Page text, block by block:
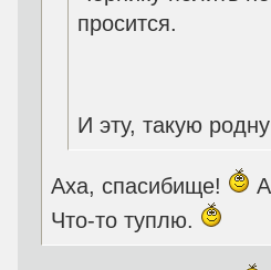
просится.
И эту, такую
Аха, спасибище!
Что-то туплю.